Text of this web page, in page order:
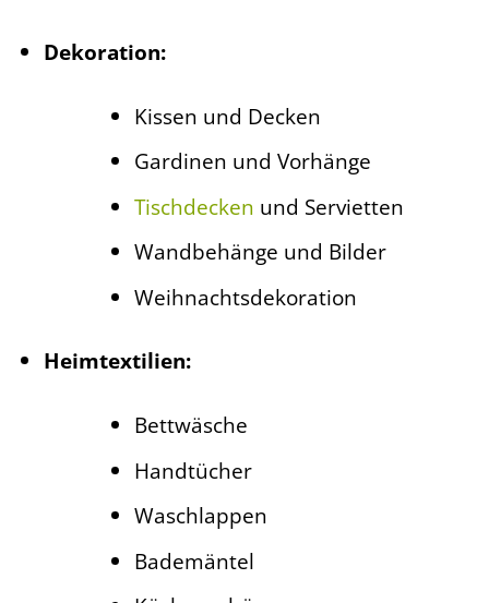
Dekoration:
Kissen und Decken
Gardinen und Vorhänge
Tischdecken und Servietten
Wandbehänge und Bilder
Weihnachtsdekoration
Heimtextilien:
Bettwäsche
Handtücher
Waschlappen
Bademäntel